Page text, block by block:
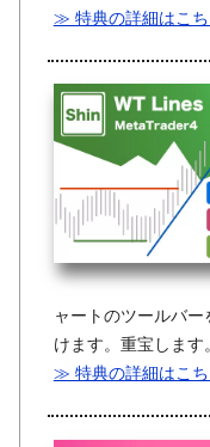
≫ 特典の詳細はこち
ャートのツールバー
けます。重宝します
≫ 特典の詳細はこち